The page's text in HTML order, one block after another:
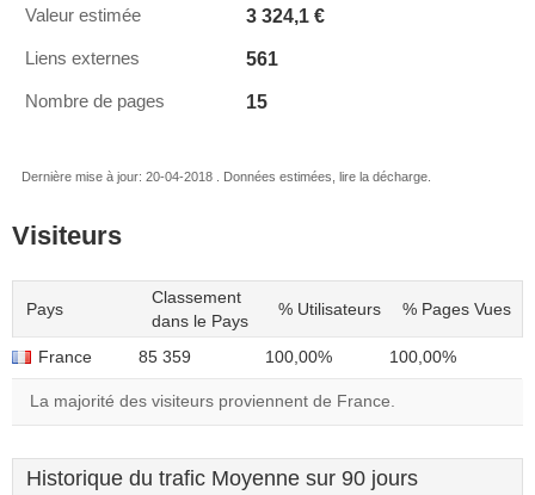
Valeur estimée 3 324,1 €
Liens externes 561
Nombre de pages 15
Dernière mise à jour: 20-04-2018 . Données estimées, lire la décharge.
Visiteurs
Pays
Classement
dans le Pays
% Utilisateurs % Pages Vues
France 85 359 100,00% 100,00%
La majorité des visiteurs proviennent de France.
Historique du trafic Moyenne sur 90 jours